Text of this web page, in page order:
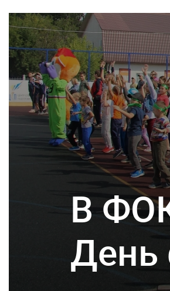
В
День